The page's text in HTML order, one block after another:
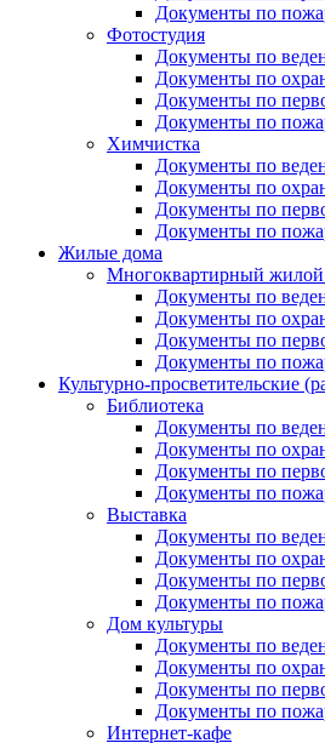
Документы по
Фотостудия
Документы по
Документы по
Документы по
Документы по
Химчистка
Документы по
Документы по
Документы по
Документы по
Жилые дома
Многоквартирный
Документы по
Документы по
Документы по
Документы по
Культурно-просветительские
Библиотека
Документы по
Документы по
Документы по
Документы по
Выставка
Документы по
Документы по
Документы по
Документы по
Дом культуры
Документы по
Документы по
Документы по
Документы по
Интернет-кафе